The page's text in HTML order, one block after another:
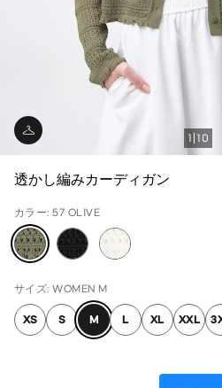
1 10
透かし編みカーディガン
カラー: 57 OLIVE
サイズ: WOMEN M
XS S M L XL XXL